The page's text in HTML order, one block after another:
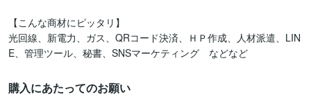
【こんな商材にピッタリ】
光回線、新電力、ガス、QRコード決済、ＨＰ作成、人材派遣、LIN
E、管理ツール、秘書、SNSマーケティング　などなど
購入にあたってのお願い